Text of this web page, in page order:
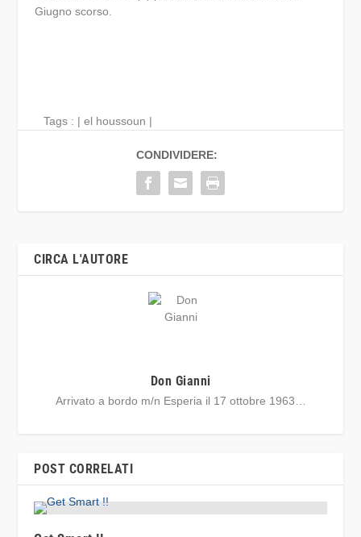
Giugno scorso.
Tags : |el houssoun |
CONDIVIDERE:
CIRCA L'AUTORE
Don Gianni
Arrivato a bordo m/n Esperia il 17 ottobre 1963…
POST CORRELATI